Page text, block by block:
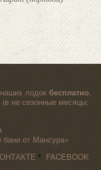
лодок бесплатно,
(в не сезонные месяцы:
от Мансура»
FACEBOOK